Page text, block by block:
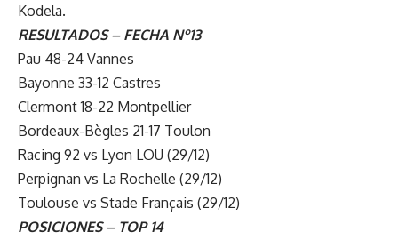
Kodela.
RESULTADOS – FECHA Nº13
Pau 48-24 Vannes
Bayonne 33-12 Castres
Clermont 18-22 Montpellier
Bordeaux-Bègles 21-17 Toulon
Racing 92 vs Lyon LOU (29/12)
Perpignan vs La Rochelle (29/12)
Toulouse vs Stade Français (29/12)
POSICIONES – TOP 14